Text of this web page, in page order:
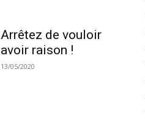
Arrêtez de vouloir
avoir raison !
13/05/2020